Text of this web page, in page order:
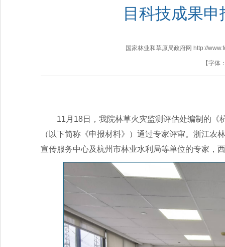
目科技成果
国家林业和草原局政府网 http://
【字体
11月18日，我院林草火灾监测评估处编制的《
（以下简称《申报材料》）通过专家评审。浙江
宣传服务中心及杭州市林业水利局等单位的专家，